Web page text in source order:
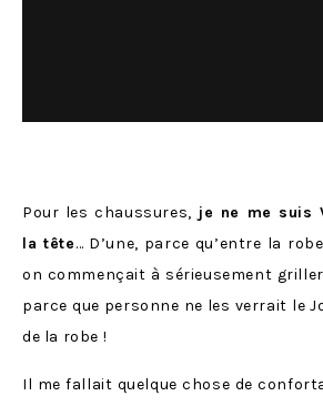
Pour les chaussures, je ne me suis
la tête… D’une, parce qu’entre la
on commençait à sérieusement griller
parce que personne ne les verrait le
de la robe !
Il me fallait quelque chose de